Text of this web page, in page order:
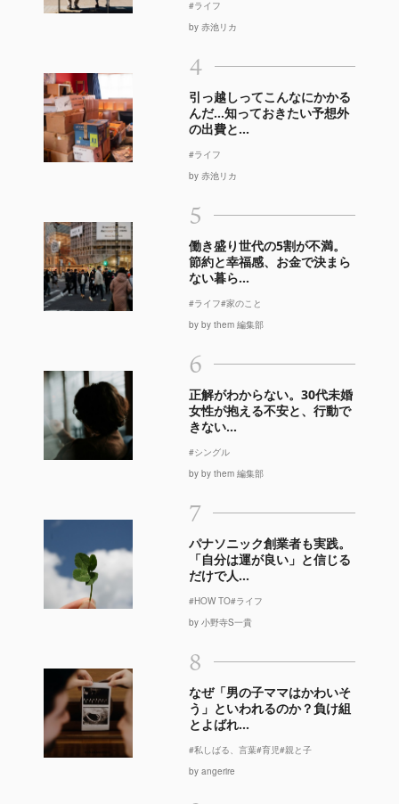
#ライフ
by 赤池リカ
4
引っ越しってこんなにかかる
んだ…知っておきたい予想外
の出費と...
#ライフ
by 赤池リカ
5
働き盛り世代の5割が不満。
節約と幸福感、お金で決まら
ない暮ら...
#ライフ#家のこと
by by them 編集部
6
正解がわからない。30代未婚
女性が抱える不安と、行動で
きない...
#シングル
by by them 編集部
7
パナソニック創業者も実践。
「自分は運が良い」と信じる
だけで人...
#HOW TO#ライフ
by 小野寺S一貴
8
なぜ「男の子ママはかわいそ
う」といわれるのか？負け組
とよばれ...
#私しばる、言葉#育児#親と子
by angerire